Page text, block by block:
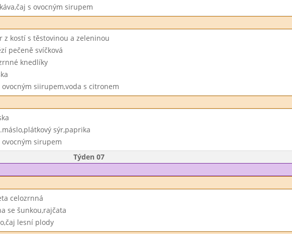
s ovocným sirupem
z kostí s těstovinou a zeleninou
pečeně svíčková
knedlíky
ovocným siirupem,voda s citronem
sýr,paprika
ovocným sirupem
Týden 07
celozrnná
se šunkou,rajčata
lesní plody